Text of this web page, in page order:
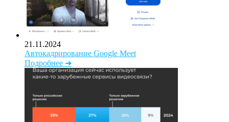
21.11.2024
Автокадрирование Google Meet
Подробнее ➜